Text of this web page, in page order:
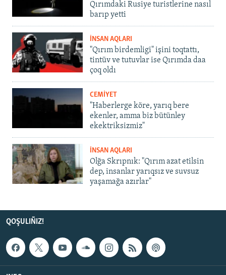
Qırımdaki Rusiye turistlerine nasıl
barıp yetti
İNSAN AQLARI
"Qırım birdemligi" işini toqtattı,
tintüv ve tutuvlar ise Qırımda daa
çoq oldı
CEMİYET
"Haberlerge köre, yarıq bere
ekenler, amma biz bütünley
ekektriksizmiz"
İNSAN AQLARI
Olğa Skrıpnık: "Qırım azat etilsin
dep, insanlar yarıqsız ve suvsuz
yaşamağa azırlar"
QOŞULIÑIZ!